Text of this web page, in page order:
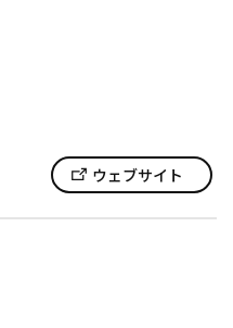
ウェブサイト